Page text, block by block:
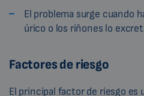
El problema surge cuando
úrico o los riñones lo
Factores de riesgo
El principal factor de riesgo es